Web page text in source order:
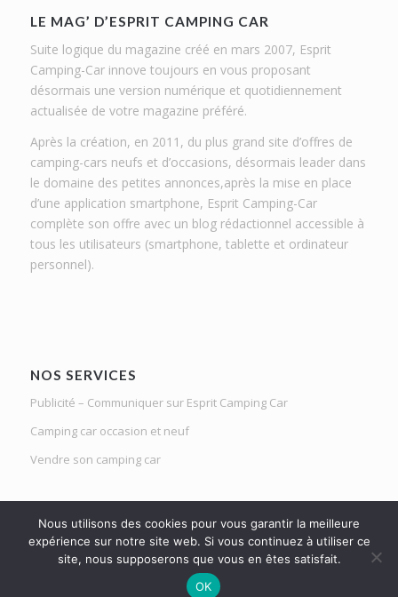
LE MAG’ D’ESPRIT CAMPING CAR
Suite logique du magazine créé en mars 2007, Esprit
Camping-Car innove toujours en vous proposant
désormais une version numérique et quotidiennement
actualisée de votre magazine préféré.
Après la création, en 2011, du plus grand site d’offres de
camping-cars neufs et d’occasions, désormais leader dans
le domaine des petites annonces,après la mise en place
d’une application smartphone, Esprit Camping-Car
complète son offre avec un blog rédactionnel accessible à
tous les utilisateurs (smartphone, tablette et ordinateur
personnel).
NOS SERVICES
Publicité – Communiquer sur Esprit Camping Car
Camping car occasion et neuf
Vendre son camping car
Le Mag d'Esprit Camping Car | Netlight solutions © 2020 | Tous droits
Nous utilisons des cookies pour vous garantir la meilleure
expérience sur notre site web. Si vous continuez à utiliser ce
site, nous supposerons que vous en êtes satisfait.
OK